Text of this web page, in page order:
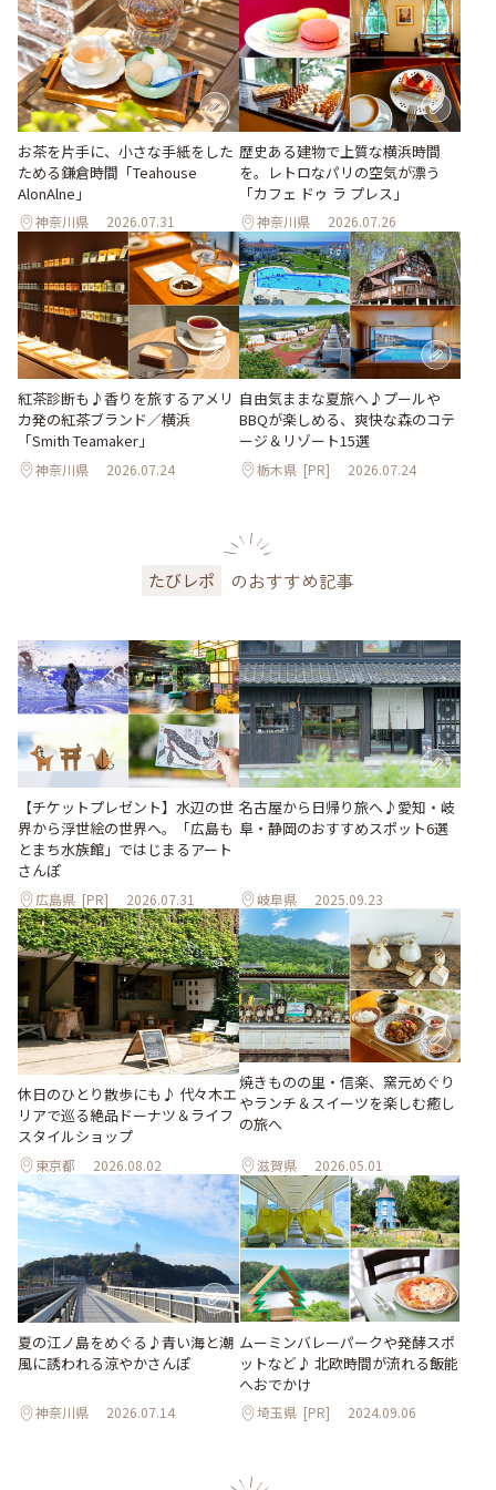
お茶を片手に、小さな手紙をした
ためる鎌倉時間「Teahouse
AlonAlne」
神奈川県 2026.07.31
歴史ある建物で上質な横浜時間
を。レトロなパリの空気が漂う
「カフェ ドゥ ラ プレス」
神奈川県 2026.07.26
紅茶診断も♪香りを旅するアメリ
カ発の紅茶ブランド／横浜
「Smith Teamaker」
神奈川県 2026.07.24
自由気ままな夏旅へ♪プールや
BBQが楽しめる、爽快な森のコテ
ージ＆リゾート15選
栃木県 [PR] 2026.07.24
たびレポ のおすすめ記事
【チケットプレゼント】水辺の世
界から浮世絵の世界へ。「広島も
とまち水族館」ではじまるアート
さんぽ
広島県 [PR] 2026.07.31
名古屋から日帰り旅へ♪愛知・岐
阜・静岡のおすすめスポット6選
岐阜県 2025.09.23
休日のひとり散歩にも♪ 代々木エ
リアで巡る絶品ドーナツ＆ライフ
スタイルショップ
東京都 2026.08.02
焼きものの里・信楽、窯元めぐり
やランチ＆スイーツを楽しむ癒し
の旅へ
滋賀県 2026.05.01
夏の江ノ島をめぐる♪青い海と潮
風に誘われる涼やかさんぽ
神奈川県 2026.07.14
ムーミンバレーパークや発酵スポ
ットなど♪ 北欧時間が流れる飯能
へおでかけ
埼玉県 [PR] 2024.09.06